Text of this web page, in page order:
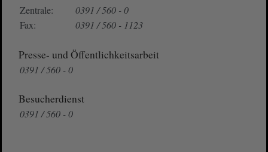
Zentrale:
0391 / 560 - 0
Fax:
0391 / 560 - 1123
Presse- und Öffentlichkeitsarbeit
0391 / 560 - 0
Besucherdienst
0391 / 560 - 0